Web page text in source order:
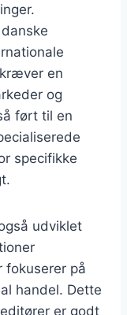
en
og
ført til en
specifikke
udviklet
fokuserer på
handel. Dette
er godt